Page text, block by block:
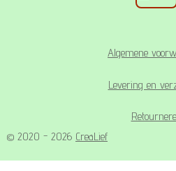
Algemene
Levering en
© 2020 - 2026 CreaLief